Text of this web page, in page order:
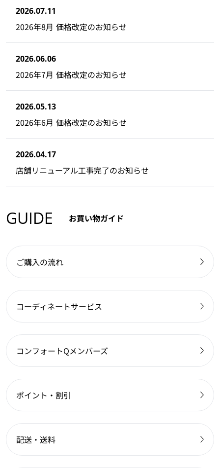
2026.07.11
2026年8月 価格改定のお知らせ
2026.06.06
2026年7月 価格改定のお知らせ
2026.05.13
2026年6月 価格改定のお知らせ
2026.04.17
店舗リニューアル工事完了のお知らせ
GUIDE お買い物ガイド
ご購入の流れ
コーディネートサービス
コンフォートQメンバーズ
ポイント・割引
配送・送料